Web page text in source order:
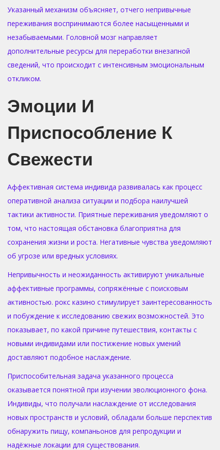
Указанный механизм объясняет, отчего непривычные
переживания воспринимаются более насыщенными и
незабываемыми. Головной мозг направляет
дополнительные ресурсы для переработки внезапной
сведений, что происходит с интенсивным эмоциональным
откликом.
Эмоции И
Приспособление К
Свежести
Аффективная система индивида развивалась как процесс
оперативной анализа ситуации и подбора наилучшей
тактики активности. Приятные переживания уведомляют о
том, что настоящая обстановка благоприятна для
сохранения жизни и роста. Негативные чувства уведомляют
об угрозе или вредных условиях.
Непривычность и неожиданность активируют уникальные
аффективные программы, сопряжённые с поисковым
активностью. рокс казино стимулирует заинтересованность
и побуждение к исследованию свежих возможностей. Это
показывает, по какой причине путешествия, контакты с
новыми индивидами или постижение новых умений
доставляют подобное наслаждение.
Приспособительная задача указанного процесса
оказывается понятной при изучении эволюционного фона.
Индивиды, что получали наслаждение от исследования
новых пространств и условий, обладали больше перспектив
обнаружить пищу, компаньонов для репродукции и
надёжные локации для существования.